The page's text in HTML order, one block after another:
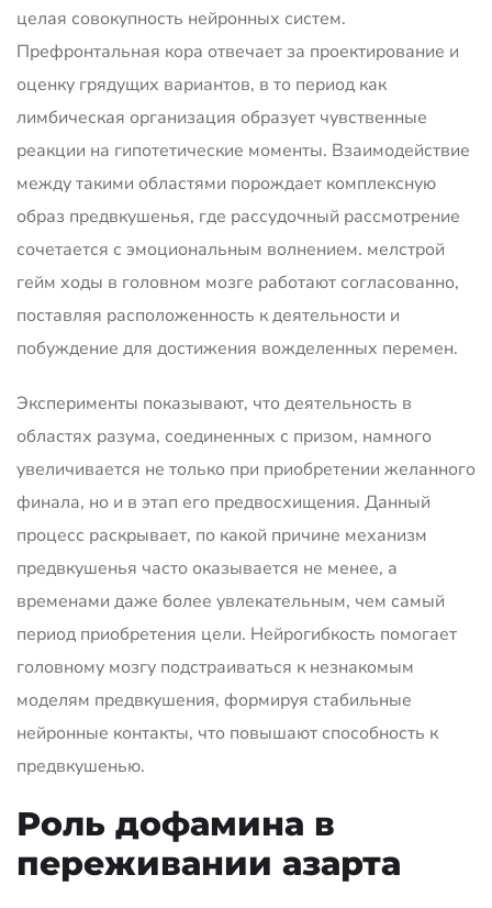
целая совокупность нейронных систем.
Префронтальная кора отвечает за проектирование и
оценку грядущих вариантов, в то период как
лимбическая организация образует чувственные
реакции на гипотетические моменты. Взаимодействие
между такими областями порождает комплексную
образ предвкушенья, где рассудочный рассмотрение
сочетается с эмоциональным волнением. мелстрой
гейм ходы в головном мозге работают согласованно,
поставляя расположенность к деятельности и
побуждение для достижения вожделенных перемен.
Эксперименты показывают, что деятельность в
областях разума, соединенных с призом, намного
увеличивается не только при приобретении желанного
финала, но и в этап его предвосхищения. Данный
процесс раскрывает, по какой причине механизм
предвкушенья часто оказывается не менее, а
временами даже более увлекательным, чем самый
период приобретения цели. Нейрогибкость помогает
головному мозгу подстраиваться к незнакомым
моделям предвкушения, формируя стабильные
нейронные контакты, что повышают способность к
предвкушенью.
Роль дофамина в
переживании азарта